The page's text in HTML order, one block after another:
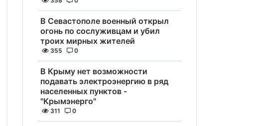
В Севастополе военный открыл
огонь по сослуживцам и убил
троих мирных жителей
355 0
В Крыму нет возможности
подавать электроэнергию в ряд
населенных пунктов -
"Крымэнерго"
311 0